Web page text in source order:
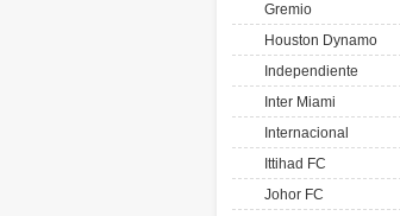
Gremio
Houston Dynamo
Independiente
Inter Miami
Internacional
Ittihad FC
Johor FC